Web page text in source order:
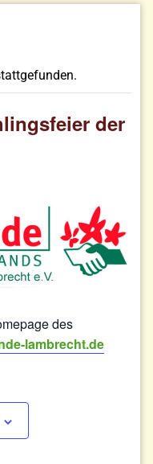
der
des
lambrecht.de